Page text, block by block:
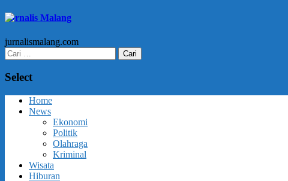
Jurnalis Malang
jurnalismalang.com
Cari
untuk:
Select
Home
News
Ekonomi
Politik
Olahraga
Kriminal
Wisata
Hiburan